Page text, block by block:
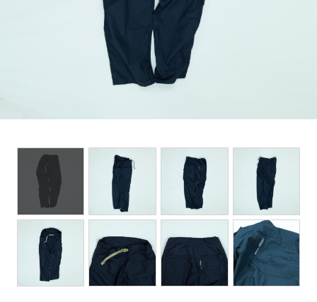
WALLET